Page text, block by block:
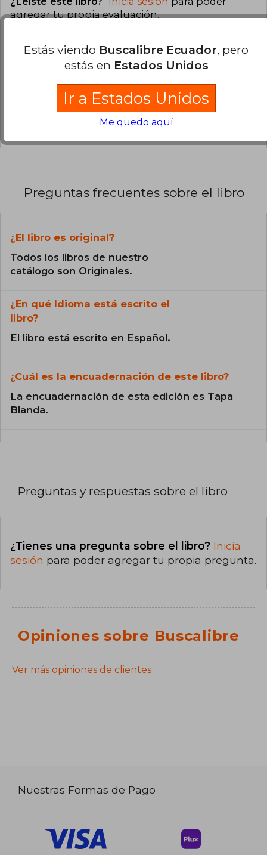
agregar tu propia evaluación.
100% (1)
0% (0)
0% (0)
0% (0)
0% (0)
Preguntas frecuentes sobre el libro
¿El libro es original?
Todos los libros de nuestro
catálogo son Originales.
¿En qué Idioma está escrito el
libro?
El libro está escrito en Español.
¿Cuál es la encuadernación de este libro?
La encuadernación de esta edición es Tapa
Blanda.
Preguntas y respuestas sobre el libro
¿Tienes una pregunta sobre el libro? Inicia
sesión para poder agregar tu propia pregunta.
Opiniones sobre Buscalibre
Ver más opiniones de clientes
Nuestras Formas de Pago
Estás viendo Buscalibre Ecuador, pero
estás en Estados Unidos
Ir a Estados Unidos
Me quedo aquí